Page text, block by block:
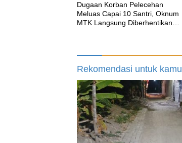
‎Dugaan Korban Pelecehan
Meluas Capai 10 Santri, Oknum
MTK Langsung Diberhentikan
Rekomendasi untuk kamu